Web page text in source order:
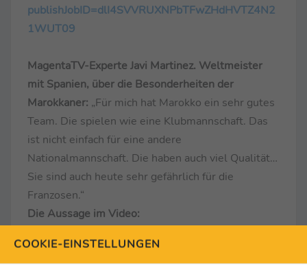
publishJobID=dlI4SVVRUXNPbTFwZHdHVTZ4N2
1WUT09
MagentaTV-Experte Javi Martinez. Weltmeister
mit Spanien, über die Besonderheiten der
Marokkaner: „Für mich hat Marokko ein sehr gutes
Team. Die spielen wie eine Klubmannschaft. Das
ist nicht einfach für eine andere
Nationalmannschaft. Die haben auch viel Qualität…
Sie sind auch heute sehr gefährlich für die
Franzosen.“
Die Aussage im Video:
publishJobID=YU1PRVlwWGdLR2RjM2tJVFI4YjZ
COOKIE-EINSTELLUNGEN